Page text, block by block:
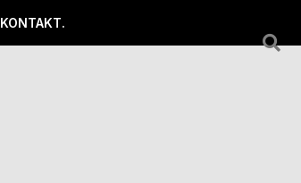
KONTAKT.